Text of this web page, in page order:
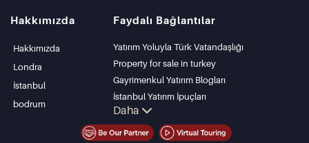
Bodrum Villası
Antalya'da satılık
Kas
Bursa
Gocek
Side
Kemer
Dalyan
Izmir
Hakkımızda
Hakkımızda
Londra
İstanbul
bodrum
Faydalı Bağlantılar
Yatırım Yoluyla Türk Vatandaşlığı
Property for sale in turkey
Gayrimenkul Yatırım Blogları
İstanbul Yatırım İpuçları
PropertyTurkey TV
İstanbul Yatırım Gayrimenkulleri
Daha